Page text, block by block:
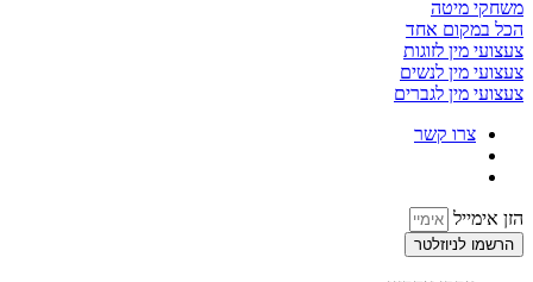
משחקי מיטה
הכל במקום אחד
צעצועי מין לזוגות
צעצועי מין לנשים
צעצועי מין לגברים
צרו קשר
הזן אימייל
הרשמו לניוזלטר